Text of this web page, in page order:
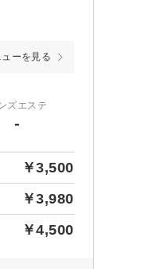
ーを見る
ズエステ
-
￥3,500
￥3,980
￥4,500